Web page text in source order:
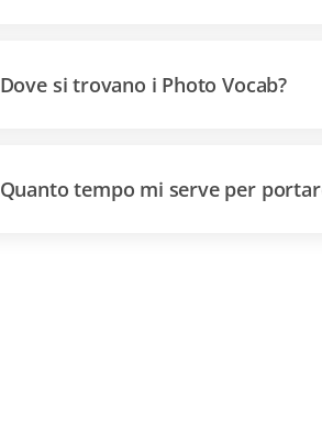
Dove si trovano i Photo Vocab?
Quanto tempo mi serve per